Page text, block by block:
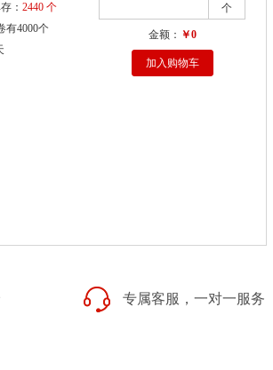
： 2440 个
有4000个
个
金额： ￥0
加入购物车
专属客服，一对一服务